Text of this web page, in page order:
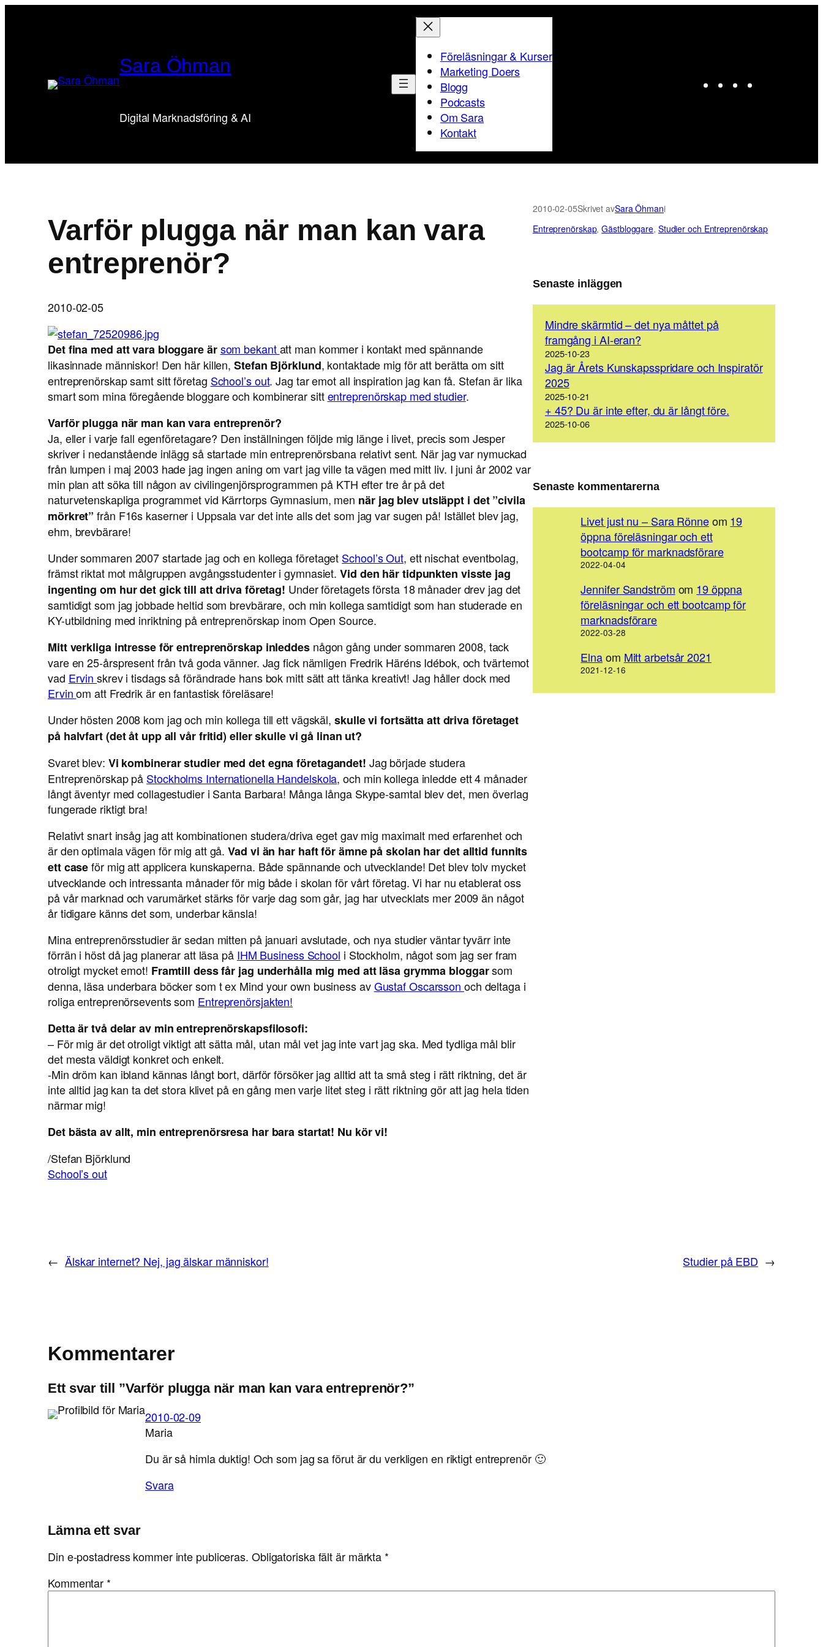
Sara Öhman
Digital Marknadsföring & AI
Föreläsningar & Kurser
Marketing Doers
Blogg
Podcasts
Om Sara
Kontakt
Instagram
Facebook
Varför plugga när man kan vara
entreprenör?
2010-02-05
Det fina med att vara bloggare är som bekantatt man kommer i kontakt med spännande
likasinnade människor! Den här killen,Stefan Björklund, kontaktade mig för att berätta om sitt
entreprenörskap samt sitt företag School’s out. Jag tar emot all inspiration jag kan få. Stefan är lika
smart som mina föregående bloggare och kombinerar sittentreprenörskap med studier.
Varför plugga när man kan vara entreprenör?
Ja, eller i varje fall egenföretagare? Den inställningen följde mig länge i livet, precis som Jesper
skriver i nedanstående inlägg så startade min entreprenörsbana relativt sent. När jag var nymuckad
från lumpen i maj 2003 hade jag ingen aning om vart jag ville ta vägen med mitt liv. I juni år 2002 var
min plan att söka till någon av civilingenjörsprogrammen på KTH efter tre år på det
naturvetenskapliga programmet vid Kärrtorps Gymnasium, men när jag blev utsläppt i det ”civila
mörkret” från F16s kaserner i Uppsala var det inte alls det som jag var sugen på! Istället blev jag,
ehm, brevbärare!
Under sommaren 2007 startade jag och en kollega företaget School’s Out, ett nischat eventbolag,
främst riktat mot målgruppen avgångsstudenter i gymnasiet.Vid den här tidpunkten visste jag
ingenting om hur det gick till att driva företag! Under företagets första 18 månader drev jag det
samtidigt som jag jobbade heltid som brevbärare, och min kollega samtidigt som han studerade en
KY-utbildning med inriktning på entreprenörskap inom Open Source.
Mitt verkliga intresse för entreprenörskap inleddes någon gång under sommaren 2008, tack
vare en 25-årspresent från två goda vänner. Jag fick nämligen Fredrik Häréns Idébok, och tvärtemot
vad Ervinskrev i tisdags så förändrade hans bok mitt sätt att tänka kreativt! Jag håller dock med
Ervinom att Fredrik är en fantastisk föreläsare!
Under hösten 2008 kom jag och min kollega till ett vägskäl, skulle vi fortsätta att driva företaget
på halvfart (det åt upp all vår fritid) eller skulle vi gå linan ut?
Svaret blev: Vi kombinerar studier med det egna företagandet! Jag började studera
Entreprenörskap på Stockholms Internationella Handelskola, och min kollega inledde ett 4 månader
långt äventyr med collagestudier i Santa Barbara! Många långa Skype-samtal blev det, men överlag
fungerade riktigt bra!
Relativt snart insåg jag att kombinationen studera/driva eget gav mig maximalt med erfarenhet och
är den optimala vägen för mig att gå.Vad vi än har haft för ämne på skolan har det alltid funnits
ett caseför mig att applicera kunskaperna. Både spännande och utvecklande! Det blev tolv mycket
utvecklande och intressanta månader för mig både i skolan för vårt företag. Vi har nu etablerat oss
på vår marknad och varumärket stärks för varje dag som går, jag har utvecklats mer 2009 än något
år tidigare känns det som, underbar känsla!
Mina entreprenörsstudier är sedan mitten på januari avslutade, och nya studier väntar tyvärr inte
förrän i höst då jag planerar att läsa på IHM Business School i Stockholm, något som jag ser fram
otroligt mycket emot! Framtill dess får jag underhålla mig med att läsa grymma bloggarsom
denna, läsa underbara böcker som t ex Mind your own business avGustaf Oscarsson och deltaga i
roliga entreprenörsevents som Entreprenörsjakten!
Detta är två delar av min entreprenörskapsfilosofi:
– För mig är det otroligt viktigt att sätta mål, utan mål vet jag inte vart jag ska. Med tydliga mål blir
det mesta väldigt konkret och enkelt.
-Min dröm kan ibland kännas långt bort, därför försöker jag alltid att ta små steg i rätt riktning, det är
inte alltid jag kan ta det stora klivet på en gång men varje litet steg i rätt riktning gör att jag hela tiden
närmar mig!
Det bästa av allt, min entreprenörsresa har bara startat! Nu kör vi!
/Stefan Björklund
School’s out
2010-02-05Skrivet avSara Öhmani
Entreprenörskap, Gästbloggare, Studier och Entreprenörskap
Senaste inläggen
Mindre skärmtid – det nya måttet på
framgång i AI-eran?
2025-10-23
Jag är Årets Kunskapsspridare och Inspiratör
2025
2025-10-21
+ 45? Du är inte efter, du är långt före.
2025-10-06
Senaste kommentarerna
Livet just nu – Sara Rönneom 19
öppna föreläsningar och ett
bootcamp för marknadsförare
2022-04-04
Jennifer Sandström om 19 öppna
föreläsningar och ett bootcamp för
marknadsförare
2022-03-28
Elnaom Mitt arbetsår 2021
2021-12-16
← Älskar internet? Nej, jag älskar människor! Studier på EBD →
Kommentarer
Ett svar till ”Varför plugga när man kan vara entreprenör?”
2010-02-09
Maria
Du är så himla duktig! Och som jag sa förut är du verkligen en riktigt entreprenör 🙂
Svara
Lämna ett svar
Din e-postadress kommer inte publiceras. Obligatoriska fält är märkta *
Kommentar *